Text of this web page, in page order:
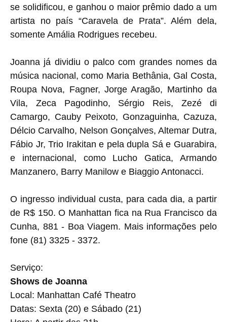
se solidificou, e ganhou o maior prêmio dado a um
artista no país “Caravela de Prata”. Além dela,
somente Amália Rodrigues recebeu.
Joanna já dividiu o palco com grandes nomes da
música nacional, como Maria Bethânia, Gal Costa,
Roupa Nova, Fagner, Jorge Aragão, Martinho da
Vila, Zeca Pagodinho, Sérgio Reis, Zezé di
Camargo, Cauby Peixoto, Gonzaguinha, Cazuza,
Délcio Carvalho, Nelson Gonçalves, Altemar Dutra,
Fábio Jr, Trio Irakitan e pela dupla Sá e Guarabira,
e internacional, como Lucho Gatica, Armando
Manzanero, Barry Manilow e Biaggio Antonacci.
O ingresso individual custa, para cada dia, a partir
de R$ 150. O Manhattan fica na Rua Francisco da
Cunha, 881 - Boa Viagem. Mais informações pelo
fone (81) 3325 - 3372.
Serviço:
Shows de Joanna
Local: Manhattan Café Theatro
Datas: Sexta (20) e Sábado (21)